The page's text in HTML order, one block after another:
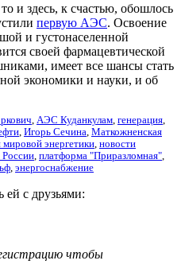
и здесь, к счастью, обошлось
первую АЭС. Освоение
и густонаселенной
своей фармацевтической
имеет все шансы стать
экономики и науки, и об
, АЭС Куданкулам, генерация,
, Игорь Сечина, Маткожненская
энергетики, новости
России, платформа "Приразломная",
, энергоснабжение
ей с друзьями:
чтобы